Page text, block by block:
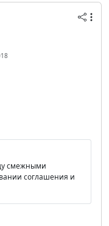
смежными
соглашения и